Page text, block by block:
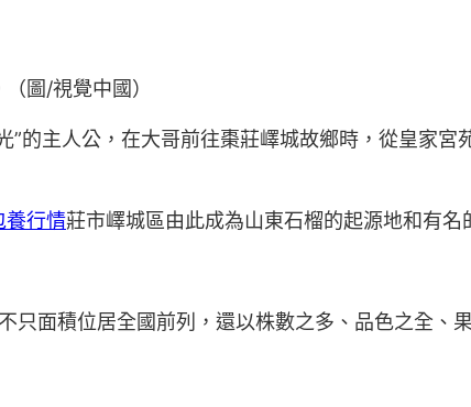
（圖/視覺中國）
”的主人公，在大哥前往棗莊嶧城故鄉時，從皇家
養行情莊市嶧城區由此成為山東石榴的起源地和有名
面積位居全國前列，還以株數之多、品色之全、